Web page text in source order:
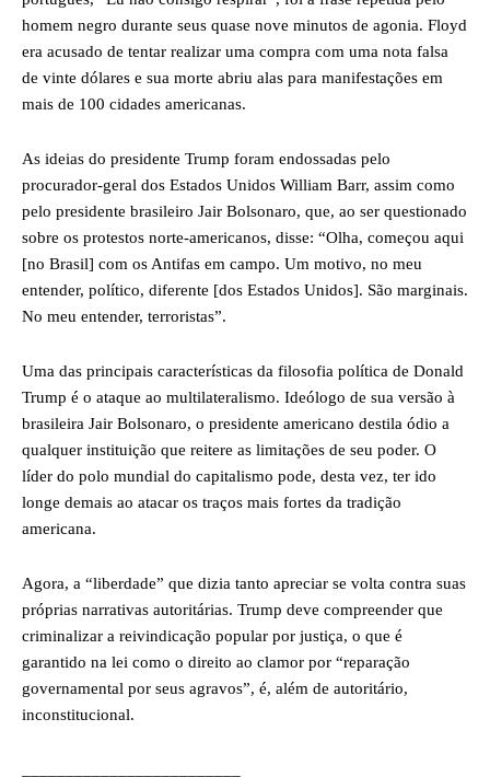
homem negro durante seus quase nove minutos de agonia. Floyd
era acusado de tentar realizar uma compra com uma nota falsa
de vinte dólares e sua morte abriu alas para manifestações em
mais de 100 cidades americanas.
As ideias do presidente Trump foram endossadas pelo
procurador-geral dos Estados Unidos William Barr, assim como
pelo presidente brasileiro Jair Bolsonaro, que, ao ser questionado
sobre os protestos norte-americanos, disse: “Olha, começou aqui
[no Brasil] com os Antifas em campo. Um motivo, no meu
entender, político, diferente [dos Estados Unidos]. São marginais.
No meu entender, terroristas”.
Uma das principais características da filosofia política de Donald
Trump é o ataque ao multilateralismo. Ideólogo de sua versão à
brasileira Jair Bolsonaro, o presidente americano destila ódio a
qualquer instituição que reitere as limitações de seu poder. O
líder do polo mundial do capitalismo pode, desta vez, ter ido
longe demais ao atacar os traços mais fortes da tradição
americana.
Agora, a “liberdade” que dizia tanto apreciar se volta contra suas
próprias narrativas autoritárias. Trump deve compreender que
criminalizar a reivindicação popular por justiça, o que é
garantido na lei como o direito ao clamor por “reparação
governamental por seus agravos”, é, além de autoritário,
inconstitucional.